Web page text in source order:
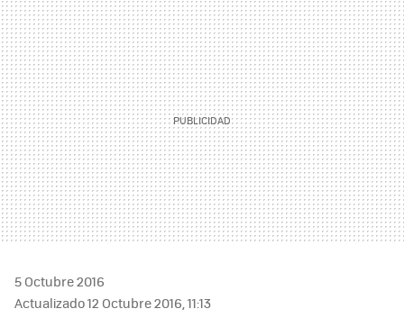
MAIL
5 Octubre 2016
Actualizado 12 Octubre 2016, 11:13